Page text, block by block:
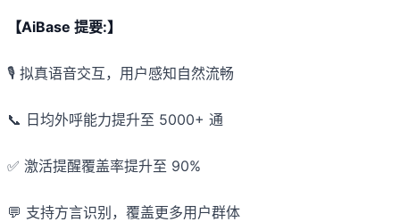
【AiBase 提要:】
🎙️ 拟真语音交互，用户感知自然流畅
📞 日均外呼能力提升至 5000+ 通
✅ 激活提醒覆盖率提升至 90%
💬 支持方言识别，覆盖更多用户群体